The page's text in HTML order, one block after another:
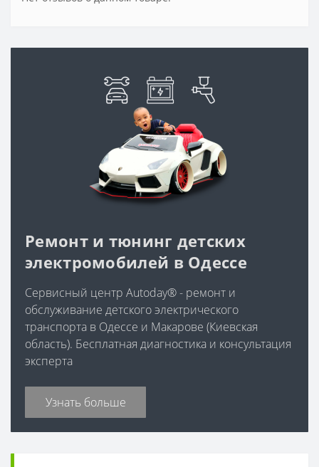
Ремонт и тюнинг детских
электромобилей в Одессе
Сервисный центр Autoday® - ремонт и
обслуживание детского электрического
транспорта в Одессе и Макарове (Киевская
область). Бесплатная диагностика и консультация
эксперта
Узнать больше